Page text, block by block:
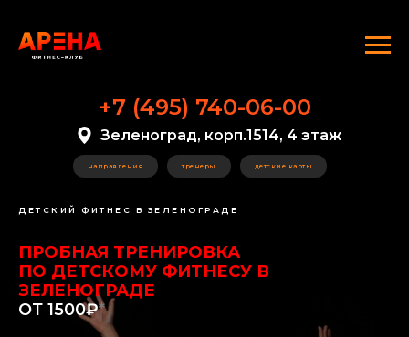
+7 (495) 740-06-00
Зеленоград, корп.1514, 4 этаж
направления тренеры детские карты
ДЕТСКИЙ ФИТНЕС В ЗЕЛЕНОГРАДЕ
ПРОБНАЯ ТРЕНИРОВКА
ПО ДЕТСКОМУ ФИТНЕСУ В
ЗЕЛЕНОГРАДЕ
ОТ 1500₽*